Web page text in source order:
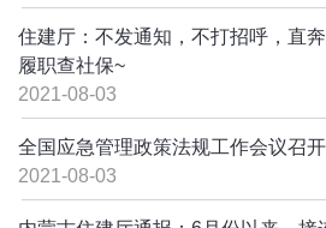
住建厅：不发通知，不打招呼，直
履职查社保~
2021-08-03
全国应急管理政策法规工作会议召开
2021-08-03